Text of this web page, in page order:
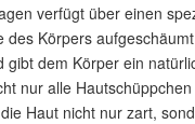
verfügt über einen
des Körpers
gibt dem Körper ein
nur alle
Haut nicht nur zart,